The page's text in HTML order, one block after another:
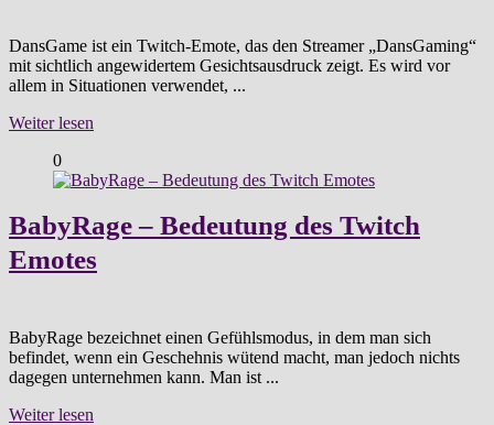
DansGame ist ein Twitch-Emote, das den Streamer „DansGaming“
mit sichtlich angewidertem Gesichtsausdruck zeigt. Es wird vor
allem in Situationen verwendet, ...
Weiter lesen
0
BabyRage – Bedeutung des Twitch
Emotes
BabyRage bezeichnet einen Gefühlsmodus, in dem man sich
befindet, wenn ein Geschehnis wütend macht, man jedoch nichts
dagegen unternehmen kann. Man ist ...
Weiter lesen